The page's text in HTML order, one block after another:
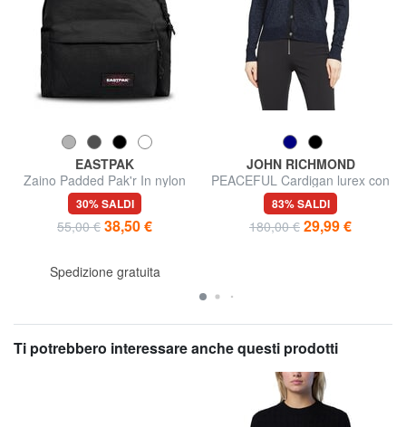
EASTPAK
Zaino Padded Pak'r In nylon
30% SALDI
55,00 € 38,50 €
Spedizione gratuita
JOHN RICHMOND
PEACEFUL Cardigan lurex con
bottoni
83% SALDI
180,00 € 29,99 €
Ti potrebbero interessare anche questi prodotti